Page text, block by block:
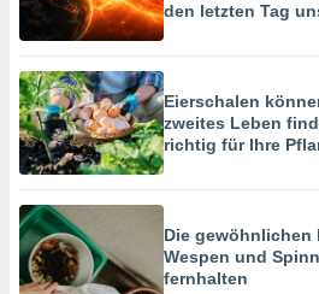
den letzten Tag
Eierschalen
zweites Leben
richtig für Ihre
Die gewöhnlichen
Wespen und
fernhalten